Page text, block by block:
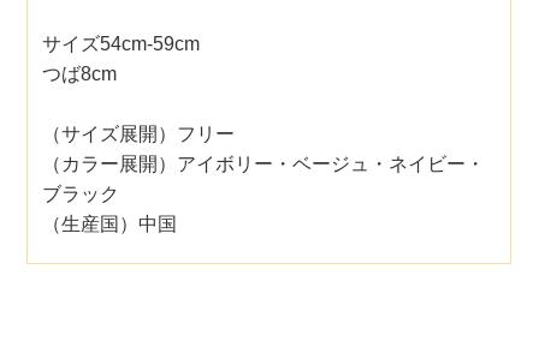
サイズ54cm-59cm
つば8cm
（サイズ展開）フリー
（カラー展開）アイボリー・ベージュ・ネイビー・
ブラック
（生産国）中国